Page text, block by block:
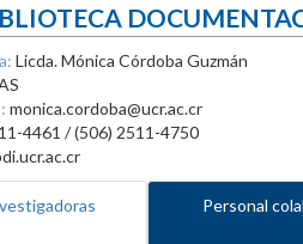
Licda. Mónica Córdoba Guzmán
monica.cordoba@ucr.ac.cr
4461 / (506) 2511-4750
Personal